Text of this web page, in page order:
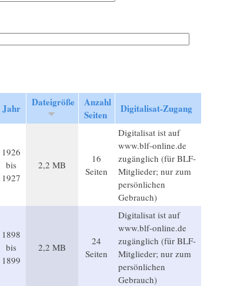
Jahr Dateigröße
Anzahl
Seiten
Digitalisat-Zugang
1926
bis
1927
2,2 MB
16
Seiten
Digitalisat ist auf
www.blf-online.de
zugänglich (für BLF-
Mitglieder; nur zum
persönlichen
Gebrauch)
1898
bis
1899
2,2 MB
24
Seiten
Digitalisat ist auf
www.blf-online.de
zugänglich (für BLF-
Mitglieder; nur zum
persönlichen
Gebrauch)